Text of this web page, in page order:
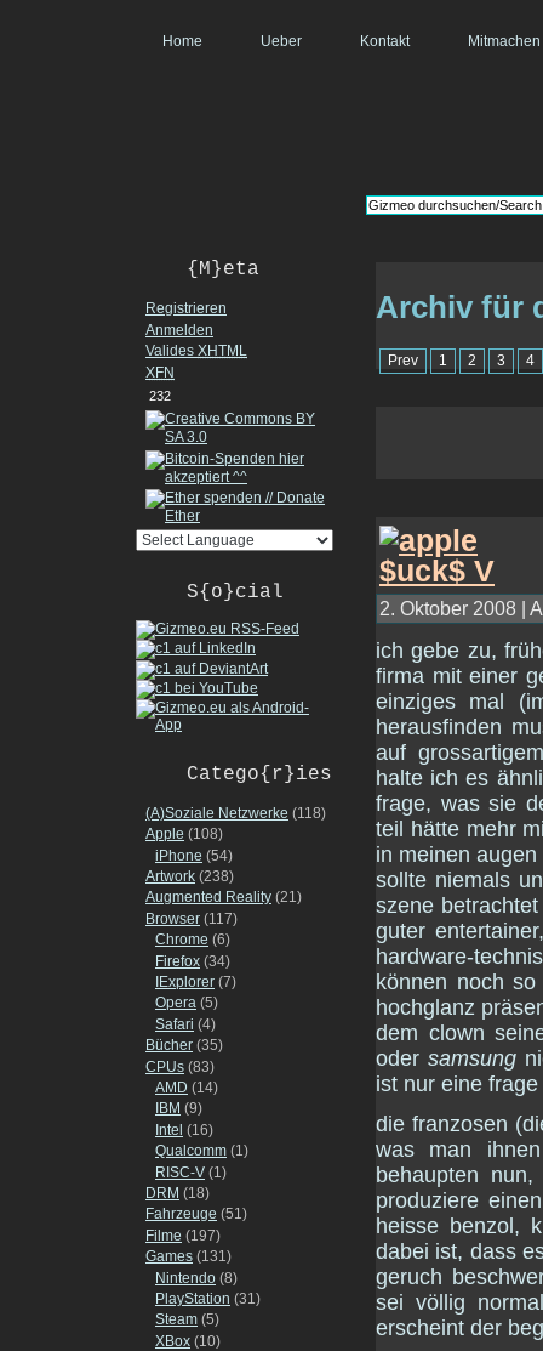
Home Ueber Kontakt Mitmachen
{M}eta
Registrieren
Anmelden
Valides XHTML
XFN
232
S{o}cial
Catego{r}ies
(A)Soziale Netzwerke (118)
Apple (108)
iPhone (54)
Artwork (238)
Augmented Reality (21)
Browser (117)
Chrome (6)
Firefox (34)
IExplorer (7)
Opera (5)
Safari (4)
Bücher (35)
CPUs (83)
AMD (14)
IBM (9)
Intel (16)
Qualcomm (1)
RISC-V (1)
DRM (18)
Fahrzeuge (51)
Filme (197)
Games (131)
Nintendo (8)
PlayStation (31)
Steam (5)
XBox (10)
Archiv für
Prev 1 2 3 4
2. Oktober 2008 |
ich gebe zu,
firma mit einer
einziges mal
herausfinden
auf
halte ich es
frage, was sie
teil hätte mehr
in meinen
sollte niemals
szene
guter
hardware-
können noch
hochglanz
dem clown
oder samsung
ist nur eine
die franzosen
was man
behaupten
produziere
heisse benzol,
dabei ist, dass
geruch
sei völlig
erscheint der